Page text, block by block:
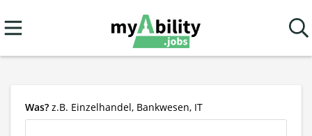
Was? z.B. Einzelhandel, Bankwesen, IT